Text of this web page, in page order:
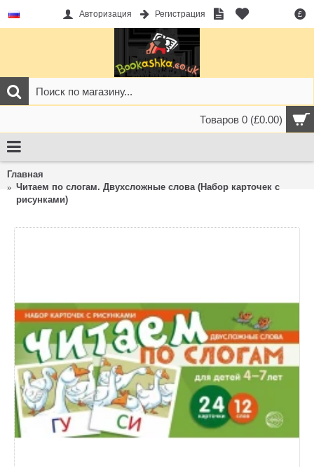
£
Авторизация Регистрация
Товаров 0 (£0.00)
Главная
Читаем по слогам. Двухсложные слова (Набор карточек с
рисунками)